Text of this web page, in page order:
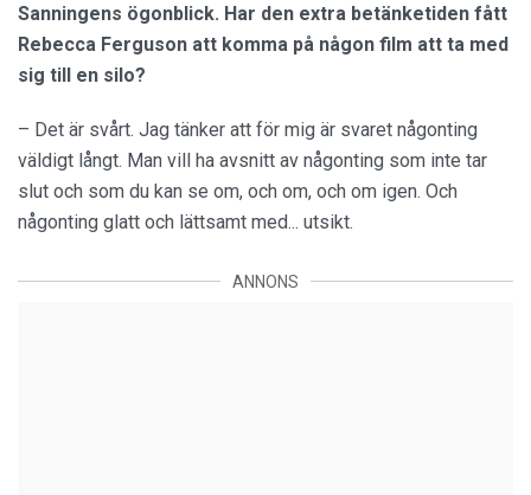
Sanningens ögonblick. Har den extra betänketiden fått
Rebecca Ferguson att komma på någon film att ta med
sig till en silo?
– Det är svårt. Jag tänker att för mig är svaret någonting
väldigt långt. Man vill ha avsnitt av någonting som inte tar
slut och som du kan se om, och om, och om igen. Och
någonting glatt och lättsamt med... utsikt.
ANNONS